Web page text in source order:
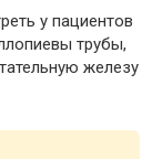
у пациентов
трубы,
железу